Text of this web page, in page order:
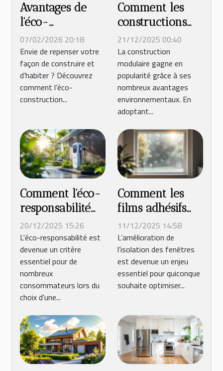
Avantages de
l'éco-
construction
pour un habitat
durable et
efficace
07/02/2026 20:18
Envie de repenser votre
façon de construire et
d’habiter ? Découvrez
comment l’éco-
construction...
Comment les
constructions
modulaires
favorisent-elles
une empreinte
écologique
réduite ?
21/12/2025 00:40
La construction
modulaire gagne en
popularité grâce à ses
nombreux avantages
environnementaux. En
adoptant...
Comment l'éco-
responsabilité
influence-t-elle
le choix d'une
borne
électrique ?
20/12/2025 15:26
L'éco-responsabilité est
devenue un critère
essentiel pour de
nombreux
consommateurs lors du
choix d'une...
Comment les
films adhésifs
améliorent-ils
l'isolation des
fenêtres ?
11/12/2025 14:58
L’amélioration de
l’isolation des fenêtres
est devenue un enjeu
essentiel pour quiconque
souhaite optimiser...